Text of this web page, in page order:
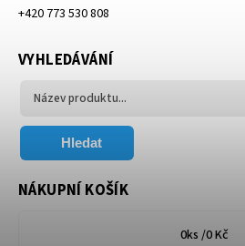
+420 773 530 808
VYHLEDÁVÁNÍ
Hledat
NÁKUPNÍ KOŠÍK
0ks /0 Kč